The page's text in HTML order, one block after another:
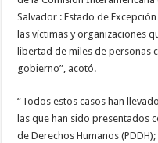
Salvador : Estado de
las víctimas y organizaciones
libertad de miles de personas
gobierno”, acotó.
“Todos estos casos han
las que han sido presentados
de Derechos Humanos